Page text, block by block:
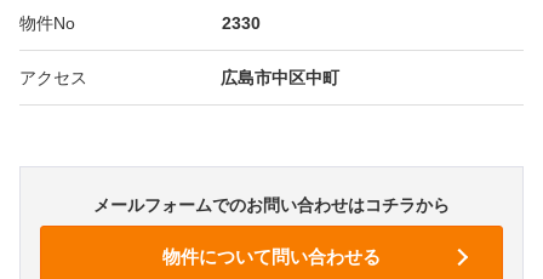
物件No 2330
アクセス 広島市中区中町
メールフォームでのお問い合わせはコチラから